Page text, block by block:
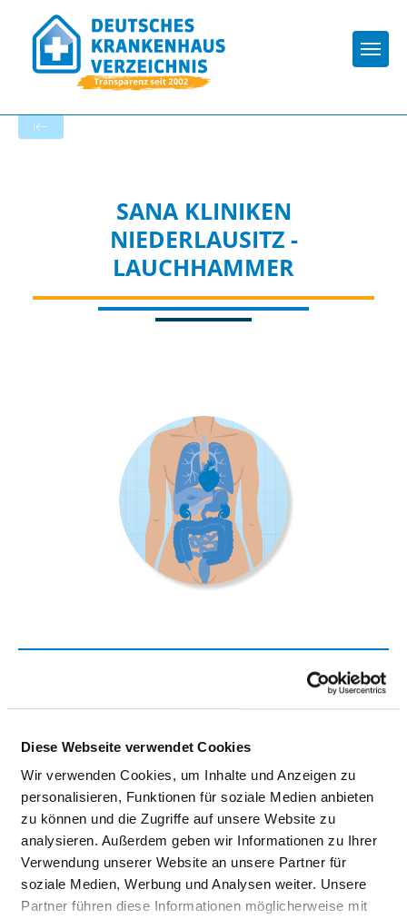
Diese Webseite verwendet Cookies
Wir verwenden Cookies, um Inhalte und Anzeigen zu
personalisieren, Funktionen für soziale Medien anbieten
zu können und die Zugriffe auf unsere Website zu
analysieren. Außerdem geben wir Informationen zu Ihrer
Verwendung unserer Website an unsere Partner für
soziale Medien, Werbung und Analysen weiter. Unsere
Partner führen diese Informationen möglicherweise mit
SANA KLINIKEN
NIEDERLAUSITZ -
LAUCHHAMMER
KLINIK FÜR INNERE MEDIZIN UND
Friedensstraße 18
01979 Lauchhammer
Tel.:03573-75-2801
Fax: 03573-75-2802
Mail:ed.anaS@iksworatyaR.kriD
Mit Notfallambulanz
Anfahrt